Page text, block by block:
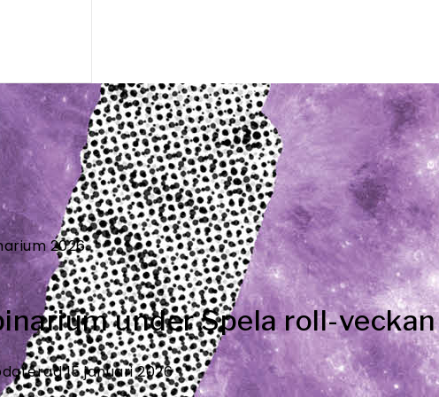
under Spela roll-veckan
15 januari 2026